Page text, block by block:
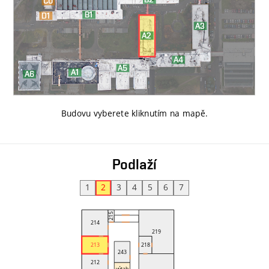
Budovu vyberete kliknutím na mapě.
Podlaží
1 2 3 4 5 6 7